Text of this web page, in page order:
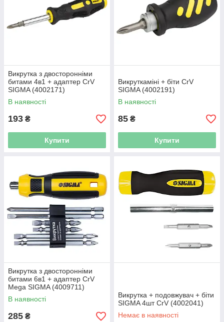
Викрутка з двосторонніми
битами 4в1 + адаптер CrV
SIGMA (4002171)
В наявності
193 ₴
Купити
Викруткаміні + біти CrV
SIGMA (4002191)
В наявності
85 ₴
Купити
Викрутка з двосторонніми
битами 6в1 + адаптер CrV
Mega SIGMA (4009711)
В наявності
285 ₴
Викрутка + подовжувач + біти
SIGMA 4шт CrV (4002041)
Немає в наявності